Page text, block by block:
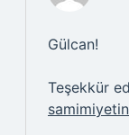
Gülcan!
Teşekkür